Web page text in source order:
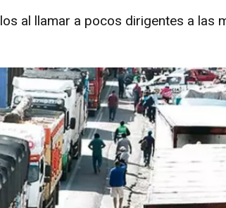
al llamar a pocos dirigentes a las